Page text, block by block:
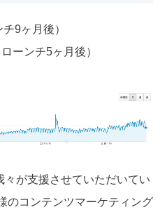
9ヶ月後）
ーンチ5ヶ月後）
々が支援させていただいてい
のコンテンツマーケティング